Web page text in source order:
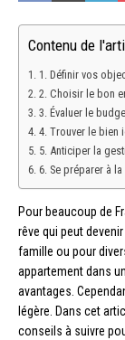
Contenu de
1. Définir vos
2. Choisir le bon
3. Évaluer le
4. Trouver le bien
5. Anticiper la
6. Se préparer à la
Pour beaucoup de
rêve qui peut
famille ou pour
appartement dans
avantages.
légère. Dans cet
conseils à suivre